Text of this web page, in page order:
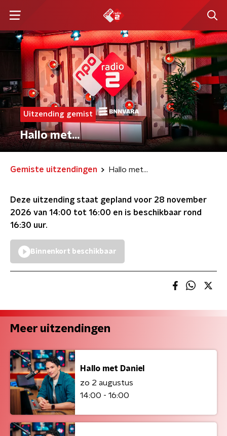
Uitzending gemist
Hallo met...
Gemiste uitzendingen Hallo met...
Deze uitzending staat gepland voor 28 november
2026 van 14:00 tot 16:00 en is beschikbaar rond
16:30 uur.
Binnenkort beschikbaar
Meer uitzendingen
Hallo met Daniel
zo 2 augustus
14:00 - 16:00